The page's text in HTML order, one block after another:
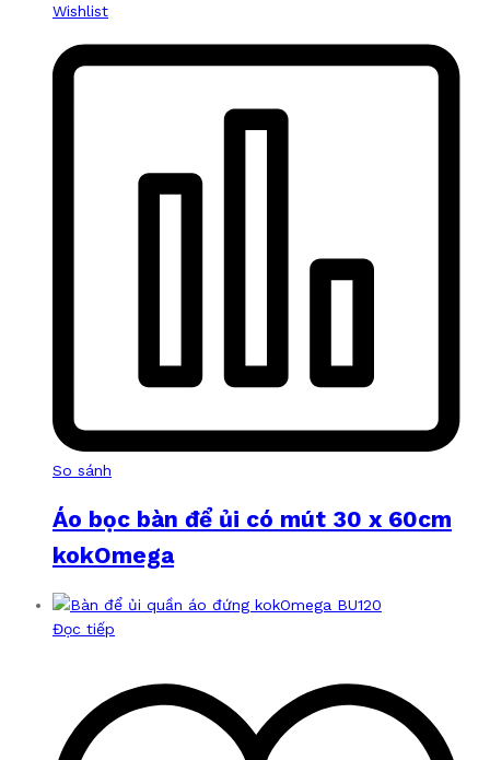
Wishlist
So sánh
Áo bọc bàn để ủi có mút 30 x 60cm
kokOmega
Đọc tiếp